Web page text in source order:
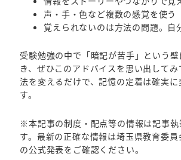
声・手・色など複数の感覚を使う
覚えられないのは方法の問題。自
受験勉強の中で「暗記が苦手」という
き、ぜひこのアドバイスを思い出して
法を変えるだけで、記憶の定着は確実に
す。
※本記事の制度・配点等の情報は記事執
す。最新の正確な情報は埼玉県教育委
の公式発表をご確認ください。